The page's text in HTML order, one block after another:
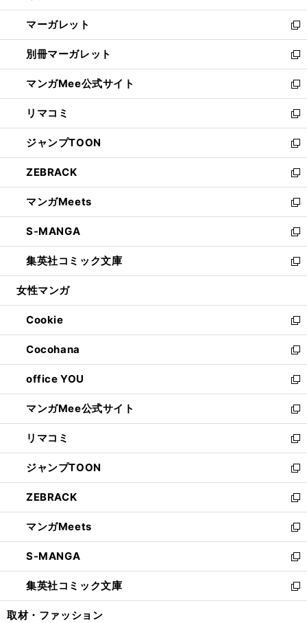
開
く
ウ
で
開
く
ン
ド
ウ
で
開
く
し
い
ウ
ィ
ン
ド
ウ
で
開
く
マーガレット
新
し
い
ウ
ィ
ン
ド
ウ
で
開
く
別冊マーガレット
新
し
い
ウ
ィ
ン
ド
ウ
で
開
く
マンガMee公式サイト
新
し
い
ウ
ィ
ン
ド
ウ
で
開
く
リマコミ
新
し
い
ウ
ィ
ン
ド
ウ
で
開
く
ジャンプTOON
新
し
い
ウ
ィ
ン
ド
ウ
で
開
ZEBRACK
新
し
い
ウ
ィ
ン
ド
ウ
開
く
マンガMeets
新
し
い
ウ
ィ
ン
ウ
で
開
く
S-MANGA
新
し
い
ウ
ン
ド
ウ
で
開
く
集英社コミック文庫
新
し
ウ
ィ
ン
ド
ウ
で
開
く
女性マンガ
Cookie
新
し
い
ウ
ィ
ン
ド
ウ
で
開
く
Cocohana
新
し
い
ウ
ィ
ン
ド
ウ
で
開
く
office YOU
新
し
い
ウ
ィ
ン
ド
ウ
で
開
く
マンガMee公式サイト
新
し
い
ウ
ィ
ン
ド
ウ
で
開
く
リマコミ
新
し
い
ウ
ィ
ン
ド
ウ
で
開
く
ジャンプTOON
新
し
い
ウ
ィ
ン
ド
ウ
で
開
ZEBRACK
新
し
い
ウ
ィ
ン
ド
ウ
マンガMeets
新
し
い
ウ
ィ
ン
S-MANGA
新
し
い
ウ
集英社コミック文庫
新
し
取材・ファッション